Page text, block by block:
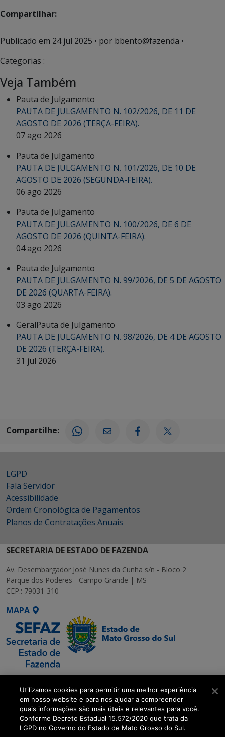
Compartilhar:
Publicado em 24 jul 2025 • por bbento@fazenda •
Categorias :
Veja Também
Pauta de Julgamento
PAUTA DE JULGAMENTO N. 102/2026, DE 11 DE
AGOSTO DE 2026 (TERÇA-FEIRA).
07 ago 2026
Pauta de Julgamento
PAUTA DE JULGAMENTO N. 101/2026, DE 10 DE
AGOSTO DE 2026 (SEGUNDA-FEIRA).
06 ago 2026
Pauta de Julgamento
PAUTA DE JULGAMENTO N. 100/2026, DE 6 DE
AGOSTO DE 2026 (QUINTA-FEIRA).
04 ago 2026
Pauta de Julgamento
PAUTA DE JULGAMENTO N. 99/2026, DE 5 DE AGOSTO
DE 2026 (QUARTA-FEIRA).
03 ago 2026
GeralPauta de Julgamento
PAUTA DE JULGAMENTO N. 98/2026, DE 4 DE AGOSTO
DE 2026 (TERÇA-FEIRA).
31 jul 2026
Compartilhe:
LGPD
Fala Servidor
Acessibilidade
Ordem Cronológica de Pagamentos
Planos de Contratações Anuais
SECRETARIA DE ESTADO DE FAZENDA
Av. Desembargador José Nunes da Cunha s/n - Bloco 2
Parque dos Poderes - Campo Grande | MS
CEP.: 79031-310
MAPA
SETDIG | Secretaria-
Executiva de
Transformação Digital
get_footer();
Utilizamos cookies para permitir uma melhor experiência
em nosso website e para nos ajudar a compreender
quais informações são mais úteis e relevantes para você.
Conforme Decreto Estadual 15.572/2020 que trata da
LGPD no Governo do Estado de Mato Grosso do Sul.